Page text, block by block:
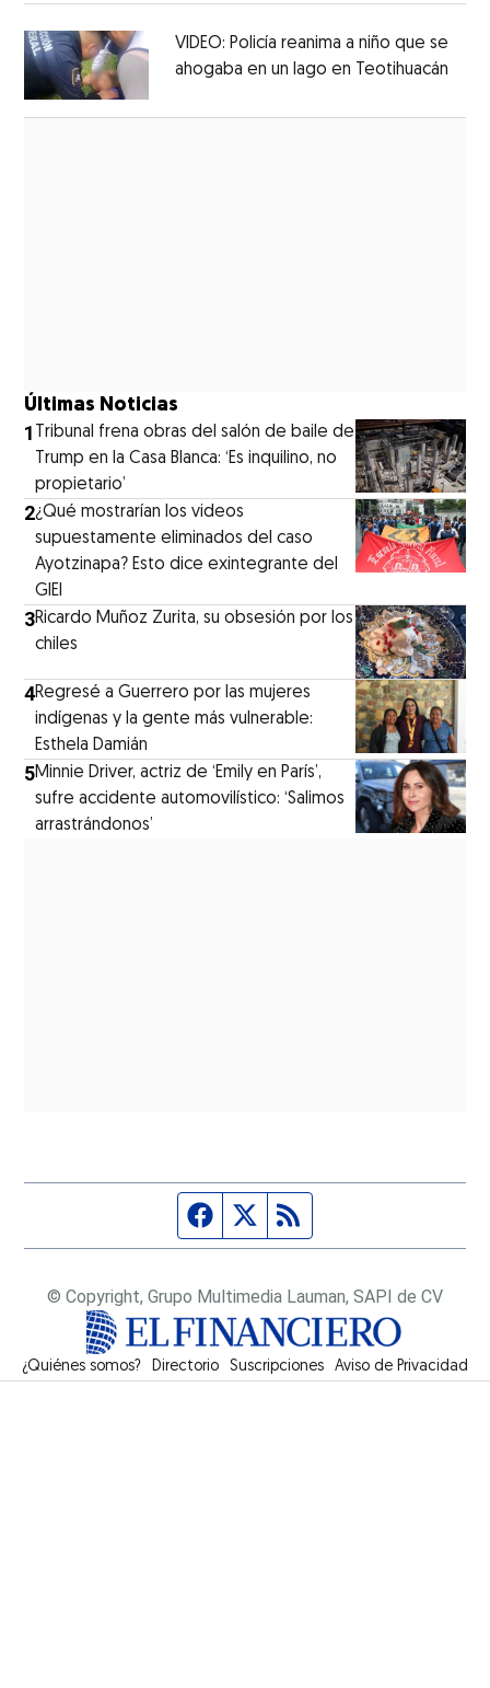
Opens in new window
VIDEO: Policía reanima a niño que se
ahogaba en un lago en Teotihuacán
Últimas Noticias
1 Tribunal frena obras del salón de baile de
Trump en la Casa Blanca: ‘Es inquilino, no
propietario’
2¿Qué mostrarían los videos
supuestamente eliminados del caso
Ayotzinapa? Esto dice exintegrante del
GIEI
3Ricardo Muñoz Zurita, su obsesión por los
chiles
4Regresé a Guerrero por las mujeres
indígenas y la gente más vulnerable:
Esthela Damián
5Minnie Driver, actriz de ‘Emily en París’,
sufre accidente automovilístico: ‘Salimos
arrastrándonos’
Página de Facebook
Fuente Twitter
© Copyright, Grupo Multimedia Lauman, SAPI de CV
¿Quiénes somos? Directorio Suscripciones Opens in new window
Aviso de Privacidad